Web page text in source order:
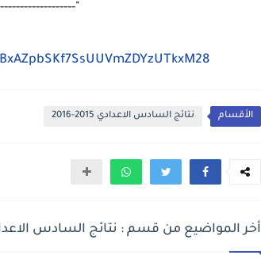
"
الأقسام نتائج السادس الاعدادي 2015-2016
أخر المواضيع من قسم : نتائج السادس الاعدادي 2015-